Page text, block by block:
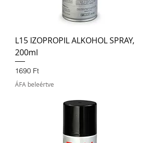
L15 IZOPROPIL ALKOHOL SPRAY,
200ml
Ár
1690 Ft
ÁFA beleértve